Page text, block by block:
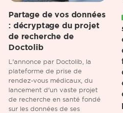
Partage de vos données
: décryptage du projet
de recherche de
Doctolib
L'annonce par Doctolib, la
plateforme de prise de
rendez-vous médicaux, du
lancement d'un vaste projet
de recherche en santé fondé
sur les données de ses